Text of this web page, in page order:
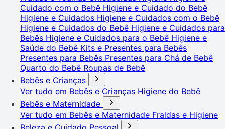
Cuidado com o Bebê Higiene e Cuidado do Bebê
Higiene e Cuidados Higiene e Cuidados com o Bebê
Higiene e Cuidados do Bebê Higiene e Cuidados para
Bebês Higiene e Cuidados para o Bebê Higiene e
Saúde do Bebê Kits e Presentes para Bebês
Presentes para Bebês Presentes para Chá de Bebê
Quarto do Bebê Roupas de Bebê
Bebês e Crianças
Ver tudo em Bebês e Crianças Higiene do Bebê
Bebês e Maternidade
Ver tudo em Bebês e Maternidade Fraldas e Higiene